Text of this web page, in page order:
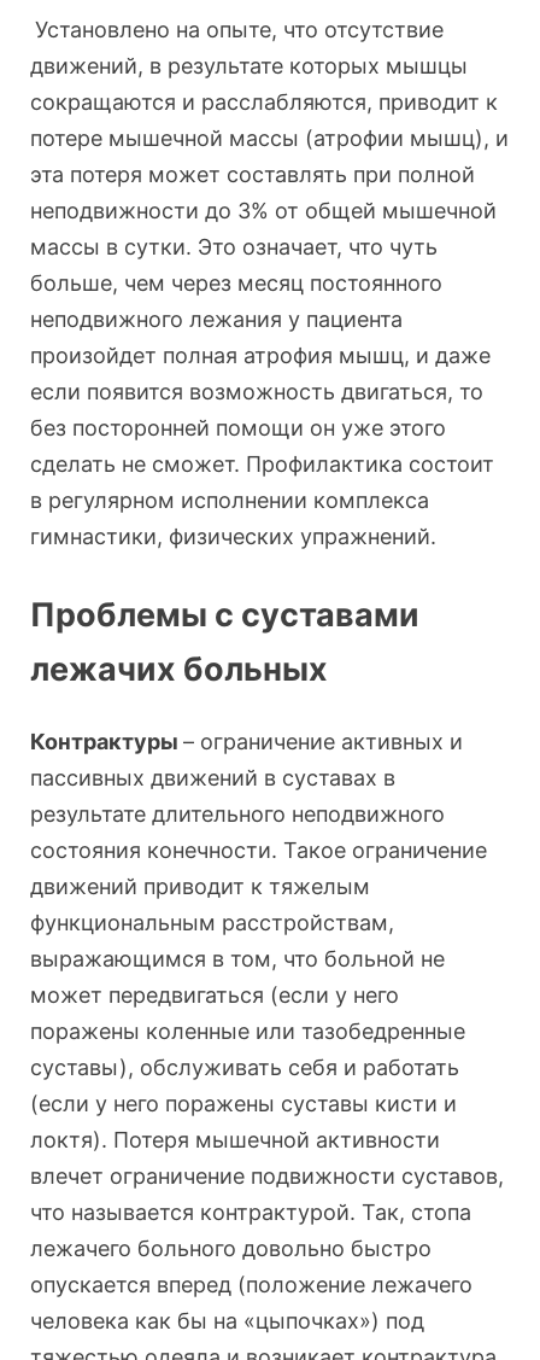
Установлено на опыте, что отсутствие
движений, в результате которых мышцы
сокращаются и расслабляются, приводит к
потере мышечной массы (атрофии мышц), и
эта потеря может составлять при полной
неподвижности до 3% от общей мышечной
массы в сутки. Это означает, что чуть
больше, чем через месяц постоянного
неподвижного лежания у пациента
произойдет полная атрофия мышц, и даже
если появится возможность двигаться, то
без посторонней помощи он уже этого
сделать не сможет. Профилактика состоит
в регулярном исполнении комплекса
гимнастики, физических упражнений.
Проблемы с суставами
лежачих больных
Контрактуры – ограничение активных и
пассивных движений в суставах в
результате длительного неподвижного
состояния конечности. Такое ограничение
движений приводит к тяжелым
функциональным расстройствам,
выражающимся в том, что больной не
может передвигаться (если у него
поражены коленные или тазобедренные
суставы), обслуживать себя и работать
(если у него поражены суставы кисти и
локтя). Потеря мышечной активности
влечет ограничение подвижности суставов,
что называется контрактурой. Так, стопа
лежачего больного довольно быстро
опускается вперед (положение лежачего
человека как бы на «цыпочках») под